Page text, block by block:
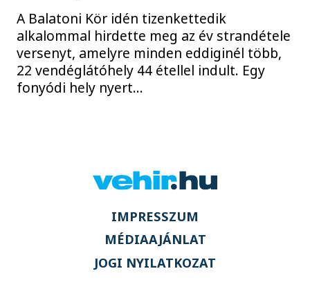
A Balatoni Kör idén tizenkettedik
alkalommal hirdette meg az év strandétele
versenyt, amelyre minden eddiginél több,
22 vendéglátóhely 44 étellel indult. Egy
fonyódi hely nyert...
IMPRESSZUM
MÉDIAAJÁNLAT
JOGI NYILATKOZAT